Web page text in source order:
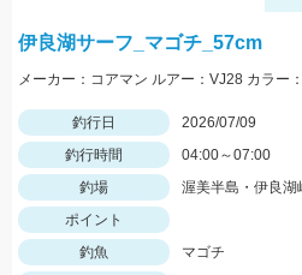
伊良湖サーフ_マゴチ_57cm
メーカー：コアマン ルアー：VJ28 カラー
釣行日
2026/07/09
釣行時間
04:00～07:00
釣場
渥美半島・伊良湖
ポイント
釣魚
マゴチ